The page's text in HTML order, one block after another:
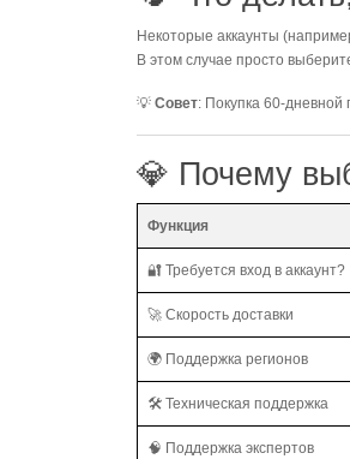
Некоторые аккаунты
В этом случае просто
💡 Совет: Покупка 60-
💎 Почему
Функция
🔐 Требуется вход в аккаунт?
🚀 Скорость доставки
🌍 Поддержка регионов
🛠️ Техническая поддержка
🧠 Поддержка экспертов